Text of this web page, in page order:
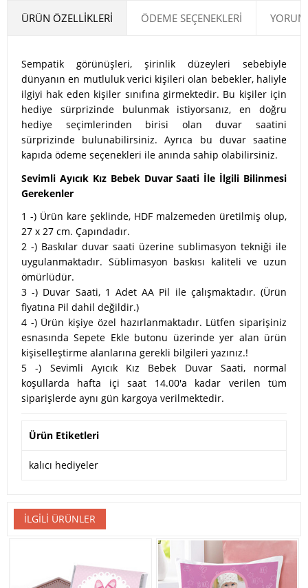
ÜRÜN ÖZELLIKLERI ÖDEME SEÇENEKLERI
Sempatik görünüşleri, şirinlik düzeyleri sebebiyle
dünyanın en mutluluk verici kişileri olan bebekler, haliyle
ilgiyi hak eden kişiler sınıfına girmektedir. Bu kişiler için
hediye sürprizinde bulunmak istiyorsanız, en doğru
hediye seçimlerinden birisi olan duvar saatini
sürprizinde bulunabilirsiniz. Ayrıca bu duvar saatine
kapıda ödeme seçenekleri ile anında sahip olabilirsiniz.
Sevimli Ayıcık Kız Bebek Duvar Saati İle İlgili Bilinmesi
Gerekenler
1 -) Ürün kare şeklinde, HDF malzemeden üretilmiş olup,
27 x 27 cm. Çapındadır.
2 -) Baskılar duvar saati üzerine sublimasyon tekniği ile
uygulanmaktadır. Süblimasyon baskısı kaliteli ve uzun
ömürlüdür.
3 -) Duvar Saati, 1 Adet AA Pil ile çalışmaktadır. (Ürün
fiyatına Pil dahil değildir.)
4 -) Ürün kişiye özel hazırlanmaktadır. Lütfen siparişiniz
esnasında Sepete Ekle butonu üzerinde yer alan ürün
kişiselleştirme alanlarına gerekli bilgileri yazınız.!
5 -) Sevimli Ayıcık Kız Bebek Duvar Saati, normal
koşullarda hafta içi saat 14.00'a kadar verilen tüm
siparişlerde aynı gün kargoya verilmektedir.
Ürün Etiketleri
kalıcı hediyeler
İLGILI ÜRÜNLER